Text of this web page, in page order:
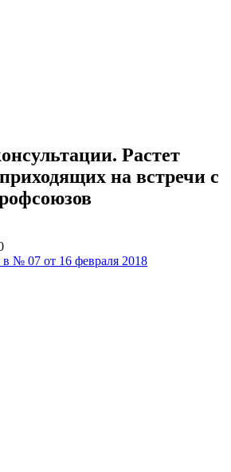
Растет
на встречи с
№ 07 от 16 февраля 2018